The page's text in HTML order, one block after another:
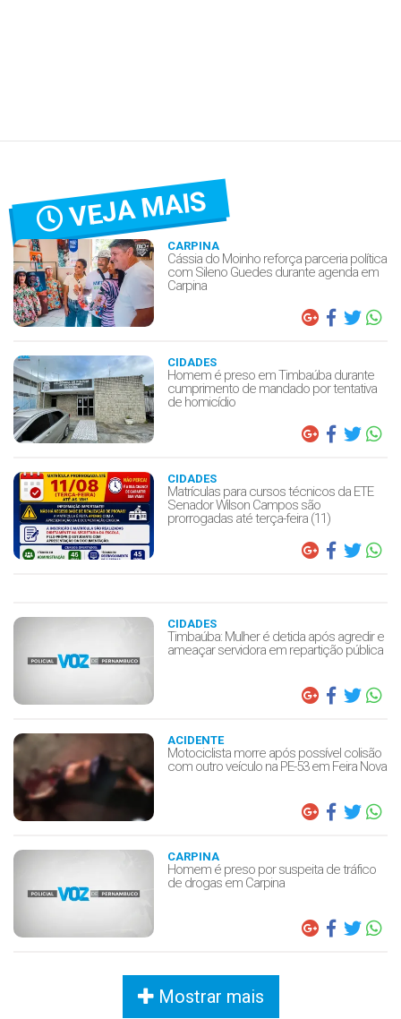
VEJA MAIS
CARPINA
Cássia do Moinho reforça parceria política
com Sileno Guedes durante agenda em
Carpina
CIDADES
Homem é preso em Timbaúba durante
cumprimento de mandado por tentativa
de homicídio
CIDADES
Matrículas para cursos técnicos da ETE
Senador Wilson Campos são
prorrogadas até terça-feira (11)
CIDADES
Timbaúba: Mulher é detida após agredir e
ameaçar servidora em repartição pública
ACIDENTE
Motociclista morre após possível colisão
com outro veículo na PE-53 em Feira Nova
CARPINA
Homem é preso por suspeita de tráfico
de drogas em Carpina
Mostrar mais